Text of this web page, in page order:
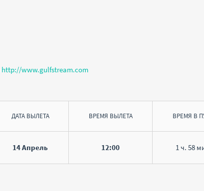
http://www.gulfstream.com
ДАТА ВЫЛЕТА ВРЕМЯ ВЫЛЕТА ВРЕМЯ В
14 Апрель 12:00 1 ч. 58